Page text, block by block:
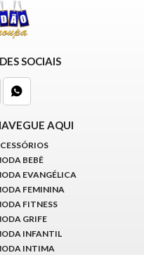
SOCIAIS
AQUI
BEBÊ
EVANGÉLICA
FEMININA
FITNESS
GRIFE
INFANTIL
INTIMA